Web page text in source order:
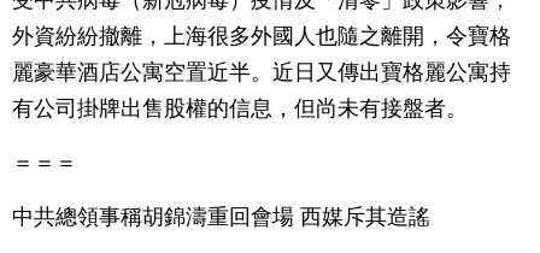
外資紛紛撤離，上海很多外國人也隨之離開，令寶格
麗豪華酒店公寓空置近半。近日又傳出寶格麗公寓持
有公司掛牌出售股權的信息，但尚未有接盤者。
＝＝＝
中共總領事稱胡錦濤重回會場 西媒斥其造謠